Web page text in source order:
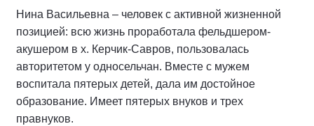
Нина Васильевна – человек с активной жизненной
позицией: всю жизнь проработала фельдшером-
акушером в х. Керчик-Савров, пользовалась
авторитетом у односельчан. Вместе с мужем
воспитала пятерых детей, дала им достойное
образование. Имеет пятерых внуков и трех
правнуков.